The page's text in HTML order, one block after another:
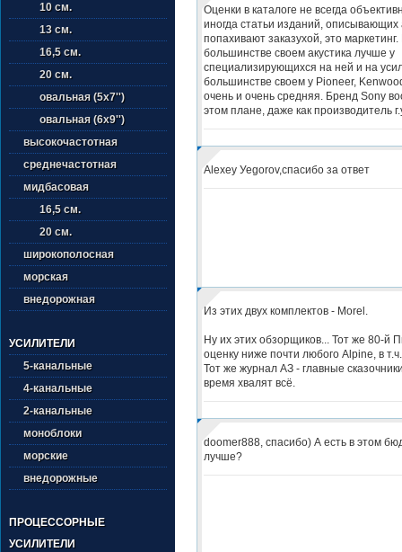
10 см.
13 см.
16,5 см.
20 см.
овальная (5х7'')
овальная (6х9'')
высокочастотная
среднечастотная
мидбасовая
16,5 см.
20 см.
широкополосная
морская
внедорожная
УСИЛИТЕЛИ
5-канальные
4-канальные
2-канальные
моноблоки
морские
внедорожные
ПРОЦЕССОРНЫЕ
УСИЛИТЕЛИ
Оценки в каталоге не всегда
иногда статьи изданий, описывающих
попахивают заказухой, это
большинстве своем акустика лучше у
специализирующихся на ней и на
большинстве своем у Pioneer,
очень и очень средняя. Бренд Sony
этом плане, даже как производитель
Alexey Уеgorov,спасибо за ответ
Из этих двух комплектов - Morel.
Ну их этих обзорщиков... Тот же 80-й
оценку ниже почти любого Alpine, в
Тот же журнал АЗ - главные
время хвалят всё.
doomer888, спасибо) А есть в этом
лучше?